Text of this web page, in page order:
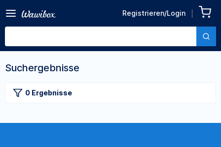
Registrieren/Login
Suchergebnisse
0 Ergebnisse